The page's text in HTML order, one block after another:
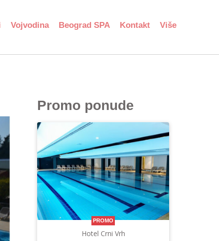
Vojvodina Beograd SPA Kontakt Više
Promo ponude
PROMO
Hotel Crni Vrh